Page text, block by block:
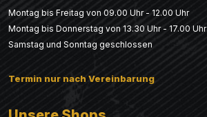
Montag bis Freitag von 09.00 Uhr - 12.00 Uhr
Montag bis Donnerstag von 13.30 Uhr - 17.00 Uhr
Samstag und Sonntag geschlossen
Termin nur nach Vereinbarung